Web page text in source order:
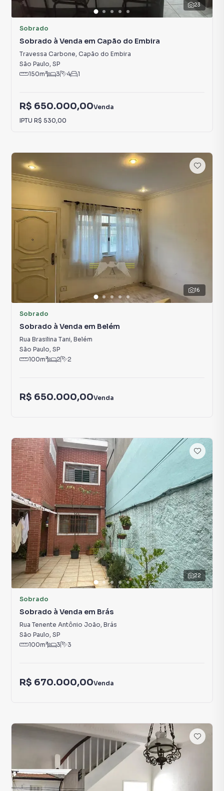
23
Sobrado
Sobrado à Venda em Capão do Embira
Travessa Carbone, Capão do Embira
São Paulo, SP
150m² 3 4 1
R$ 650.000,00Venda
IPTU R$ 530,00
16
Sobrado
Sobrado à Venda em Belém
Rua Brasilina Tani, Belém
São Paulo, SP
100m² 2 2
R$ 650.000,00Venda
22
Sobrado
Sobrado à Venda em Brás
Rua Tenente Antônio João, Brás
São Paulo, SP
100m² 3 3
R$ 670.000,00Venda